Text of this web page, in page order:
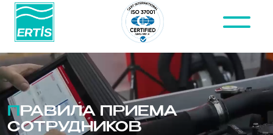
ПРАВИЛА ПРИЕМА
СОТРУДНИКОВ